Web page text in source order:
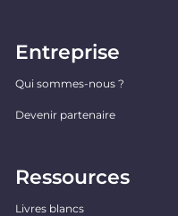
Entreprise
Qui sommes-nous ?
Devenir partenaire
Ressources
Livres blancs